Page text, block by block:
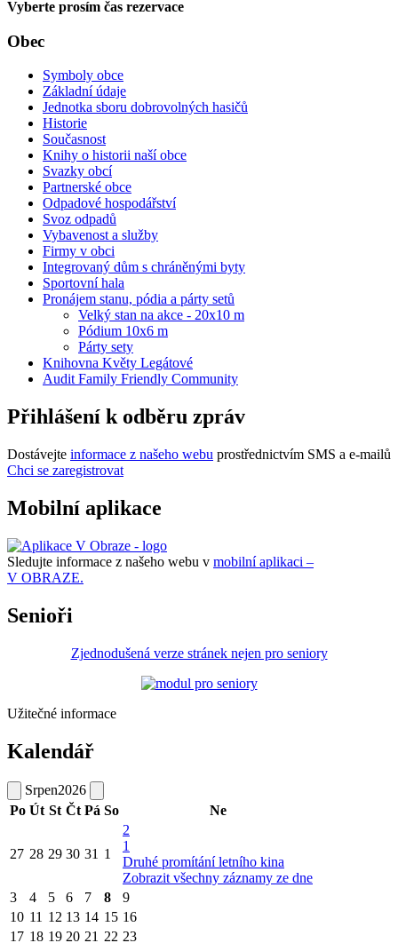
Vyberte prosím čas rezervace
Obec
Symboly obce
Základní údaje
Jednotka sboru dobrovolných hasičů
Historie
Současnost
Knihy o historii naší obce
Svazky obcí
Partnerské obce
Odpadové hospodářství
Svoz odpadů
Vybavenost a služby
Firmy v obci
Integrovaný dům s chráněnými byty
Sportovní hala
Pronájem stanu, pódia a párty setů
Velký stan na akce - 20x10 m
Pódium 10x6 m
Párty sety
Knihovna Květy Legátové
Audit Family Friendly Community
Přihlášení k odběru zpráv
Dostávejte informace z našeho webu prostřednictvím SMS a e-mailů
Chci se zaregistrovat
Mobilní aplikace
Sledujte informace z našeho webu v mobilní aplikaci –
V OBRAZE.
Senioři
Zjednodušená verze stránek nejen pro seniory
Užitečné informace
Kalendář
Srpen2026
Po Út St Čt Pá So Ne
27 28 29 30 31 1
2
1
Druhé promítání letního kina
Zobrazit všechny záznamy ze dne
3
4 5 6 7 8
9
10 11 12 13 14 15 16
17 18 19 20 21 22 23